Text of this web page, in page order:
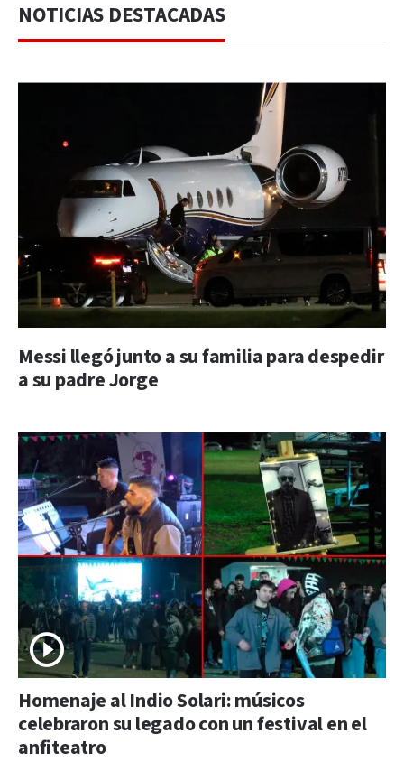
NOTICIAS DESTACADAS
Messi llegó junto a su familia para despedir
a su padre Jorge
Homenaje al Indio Solari: músicos
celebraron su legado con un festival en el
anfiteatro